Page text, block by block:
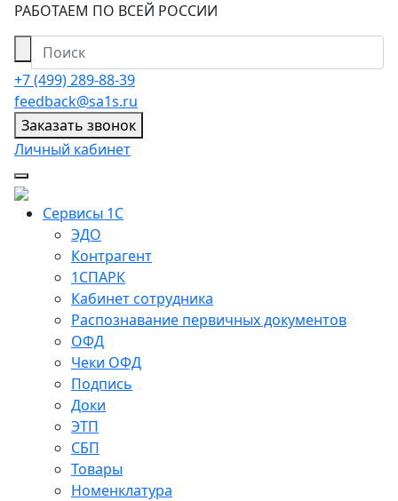
РАБОТАЕМ ПО ВСЕЙ РОССИИ
+7 (499) 289-88-39
feedback@sa1s.ru
Заказать звонок
Личный кабинет
Сервисы 1С
ЭДО
Контрагент
1СПАРК
Кабинет сотрудника
Распознавание первичных документов
ОФД
Чеки ОФД
Подпись
Доки
ЭТП
СБП
Товары
Номенклатура